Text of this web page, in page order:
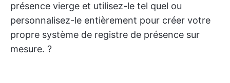
présence vierge et utilisez-le tel quel ou
personnalisez-le entièrement pour créer votre
propre système de registre de présence sur
mesure. ?